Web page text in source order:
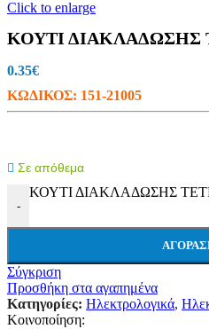
Click to enlarge
ΚΟΥΤΙ ΔΙΑΚΛΑΔΩΣΗΣ
0.35€
ΚΩΔΙΚΟΣ: 151-21005
Σε απόθεμα
-
ΚΟΥΤΙ ΔΙΑΚΛΑΔΩΣΗΣ
Σύγκριση
Προσθήκη στα αγαπημένα
Κατηγορίες: Ηλεκτρολογικά,
Κοινοποίηση: